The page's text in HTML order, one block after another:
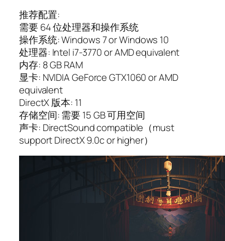
推荐配置:
需要 64 位处理器和操作系统
操作系统: Windows 7 or Windows 10
处理器: Intel i7-3770 or AMD equivalent
内存: 8 GB RAM
显卡: NVIDIA GeForce GTX1060 or AMD
equivalent
DirectX 版本: 11
存储空间: 需要 15 GB 可用空间
声卡: DirectSound compatible（must
support DirectX 9.0c or higher）